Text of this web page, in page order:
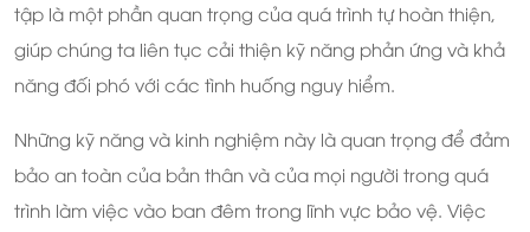
tập là một phần quan trọng của quá trình tự hoàn thiện,
giúp chúng ta liên tục cải thiện kỹ năng phản ứng và khả
năng đối phó với các tình huống nguy hiểm.
Những kỹ năng và kinh nghiệm này là quan trọng để đảm
bảo an toàn của bản thân và của mọi người trong quá
trình làm việc vào ban đêm trong lĩnh vực bảo vệ. Việc